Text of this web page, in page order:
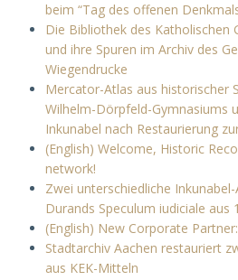
beim “Tag des offenen
Die Bibliothek des Katholischen
und ihre Spuren im Archiv des
Wiegendrucke
Mercator-Atlas aus historischer
Wilhelm-Dörpfeld-Gymnasiums
Inkunabel nach Restaurierung
(English) Welcome, Historic
network!
Zwei unterschiedliche
Durands Speculum iudiciale aus
(English) New Corporate
Stadtarchiv Aachen restauriert
aus KEK-Mitteln